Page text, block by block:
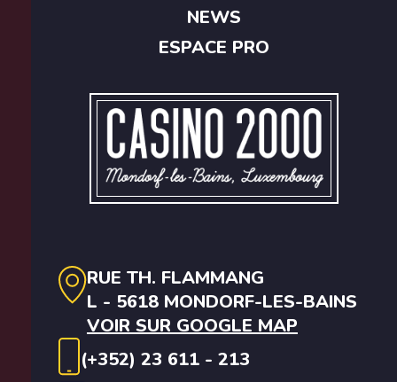
RUE TH. FLAMMANG
L - 5618 MONDORF-LES-BAINS
VOIR SUR GOOGLE MAP
(+352) 23 611 - 213
NEWS
ESPACE PRO